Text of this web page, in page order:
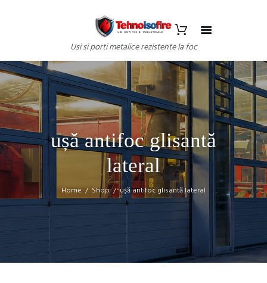
Usi si porti metalice rezistente la foc
ușă antifoc glisantă
lateral
Home Shop ușă antifoc glisantă lateral